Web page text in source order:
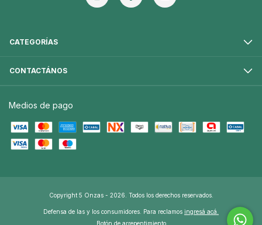
CATEGORÍAS
CONTACTÁNOS
Medios de pago
Copyright 5 Onzas - 2026. Todos los derechos reservados.
Defensa de las y los consumidores. Para reclamos ingresá acá.
Botón de arrepentimiento